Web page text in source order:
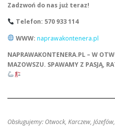
Zadzwoń do nas już teraz!
Telefon: 570 933 114
WWW: naprawakontenera.pl
NAPRAWAKONTENERA.PL – W
MAZOWSZU. SPAWAMY Z PASJĄ,
Obsługujemy: Otwock, Karczew,